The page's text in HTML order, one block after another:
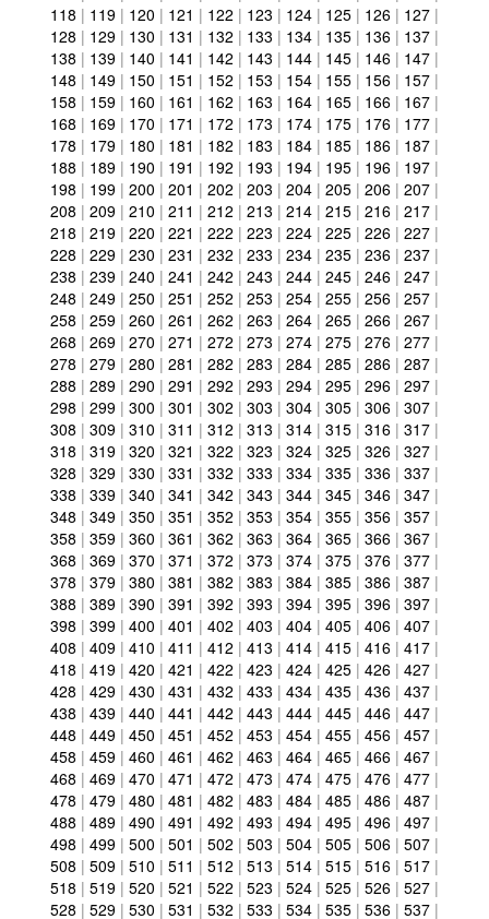
118 | 119 | 120 | 121 | 122 | 123 | 124 | 125 | 126 | 127 |
128 | 129 | 130 | 131 | 132 | 133 | 134 | 135 | 136 | 137 |
138 | 139 | 140 | 141 | 142 | 143 | 144 | 145 | 146 | 147 |
148 | 149 | 150 | 151 | 152 | 153 | 154 | 155 | 156 | 157 |
158 | 159 | 160 | 161 | 162 | 163 | 164 | 165 | 166 | 167 |
168 | 169 | 170 | 171 | 172 | 173 | 174 | 175 | 176 | 177 |
178 | 179 | 180 | 181 | 182 | 183 | 184 | 185 | 186 | 187 |
188 | 189 | 190 | 191 | 192 | 193 | 194 | 195 | 196 | 197 |
198 | 199 | 200 | 201 | 202 | 203 | 204 | 205 | 206 | 207 |
208 | 209 | 210 | 211 | 212 | 213 | 214 | 215 | 216 | 217 |
218 | 219 | 220 | 221 | 222 | 223 | 224 | 225 | 226 | 227 |
228 | 229 | 230 | 231 | 232 | 233 | 234 | 235 | 236 | 237 |
238 | 239 | 240 | 241 | 242 | 243 | 244 | 245 | 246 | 247 |
248 | 249 | 250 | 251 | 252 | 253 | 254 | 255 | 256 | 257 |
258 | 259 | 260 | 261 | 262 | 263 | 264 | 265 | 266 | 267 |
268 | 269 | 270 | 271 | 272 | 273 | 274 | 275 | 276 | 277 |
278 | 279 | 280 | 281 | 282 | 283 | 284 | 285 | 286 | 287 |
288 | 289 | 290 | 291 | 292 | 293 | 294 | 295 | 296 | 297 |
298 | 299 | 300 | 301 | 302 | 303 | 304 | 305 | 306 | 307 |
308 | 309 | 310 | 311 | 312 | 313 | 314 | 315 | 316 | 317 |
318 | 319 | 320 | 321 | 322 | 323 | 324 | 325 | 326 | 327 |
328 | 329 | 330 | 331 | 332 | 333 | 334 | 335 | 336 | 337 |
338 | 339 | 340 | 341 | 342 | 343 | 344 | 345 | 346 | 347 |
348 | 349 | 350 | 351 | 352 | 353 | 354 | 355 | 356 | 357 |
358 | 359 | 360 | 361 | 362 | 363 | 364 | 365 | 366 | 367 |
368 | 369 | 370 | 371 | 372 | 373 | 374 | 375 | 376 | 377 |
378 | 379 | 380 | 381 | 382 | 383 | 384 | 385 | 386 | 387 |
388 | 389 | 390 | 391 | 392 | 393 | 394 | 395 | 396 | 397 |
398 | 399 | 400 | 401 | 402 | 403 | 404 | 405 | 406 | 407 |
408 | 409 | 410 | 411 | 412 | 413 | 414 | 415 | 416 | 417 |
418 | 419 | 420 | 421 | 422 | 423 | 424 | 425 | 426 | 427 |
428 | 429 | 430 | 431 | 432 | 433 | 434 | 435 | 436 | 437 |
438 | 439 | 440 | 441 | 442 | 443 | 444 | 445 | 446 | 447 |
448 | 449 | 450 | 451 | 452 | 453 | 454 | 455 | 456 | 457 |
458 | 459 | 460 | 461 | 462 | 463 | 464 | 465 | 466 | 467 |
468 | 469 | 470 | 471 | 472 | 473 | 474 | 475 | 476 | 477 |
478 | 479 | 480 | 481 | 482 | 483 | 484 | 485 | 486 | 487 |
488 | 489 | 490 | 491 | 492 | 493 | 494 | 495 | 496 | 497 |
498 | 499 | 500 | 501 | 502 | 503 | 504 | 505 | 506 | 507 |
508 | 509 | 510 | 511 | 512 | 513 | 514 | 515 | 516 | 517 |
518 | 519 | 520 | 521 | 522 | 523 | 524 | 525 | 526 | 527 |
528 | 529 | 530 | 531 | 532 | 533 | 534 | 535 | 536 | 537 |